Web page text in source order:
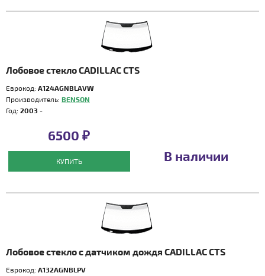
Лобовое стекло CADILLAC CTS
Еврокод: A124AGNBLAVW
Производитель: BENSON
Год: 2003 -
6500 ₽
КУПИТЬ В наличии
Лобовое стекло с датчиком дождя CADILLAC CTS
Еврокод: A132AGNBLPV